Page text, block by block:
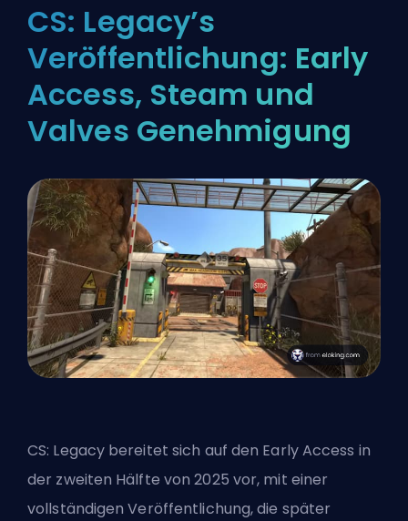
CS: Legacy’s
Veröffentlichung: Early
Access, Steam und
Valves Genehmigung
CS: Legacy bereitet sich auf den Early Access in
der zweiten Hälfte von 2025 vor, mit einer
vollständigen Veröffentlichung, die später